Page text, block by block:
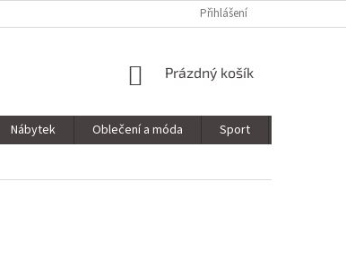
Přihlášení
NÁKUPNÍ
Prázdný košík
Nábytek Oblečení a móda Sport